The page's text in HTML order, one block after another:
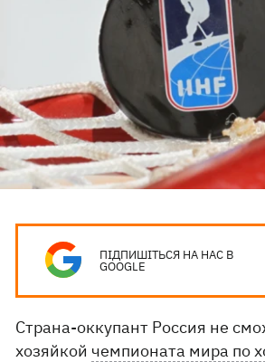
ПІДПИШІТЬСЯ НА НАС В
GOOGLE
Страна-оккупант Россия не
хозяйкой чемпионата мира по